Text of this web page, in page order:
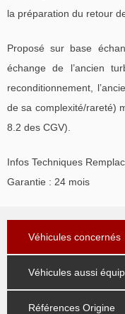
la préparation du retour
Proposé sur base
échange de l’ancien
reconditionnement,
de sa complexité/rareté)
8.2 des CGV).
Infos Techniques
Garantie : 24 mois
Véhicules concernés
Véhicules aussi
Références Origine